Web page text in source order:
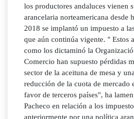
los productores andaluces vienen
arancelaria norteamericana desde
2018 se implantó un impuesto a
que aún continúa vigente. " Estos
como los dictaminó la
Comercio han supuesto pérdidas
sector de la aceituna de mesa y
reducción de la cuota de mercado
favor de terceros países", ha
Pacheco en relación a los
anteriormente por una política